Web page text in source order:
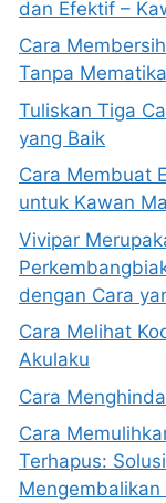
dan Efektif –
Cara
Tanpa
Tuliskan Tiga
yang Baik
Cara Membuat
untuk Kawan
Vivipar
dengan Cara
Cara Melihat
Akulaku
Cara
Cara
Terhapus: